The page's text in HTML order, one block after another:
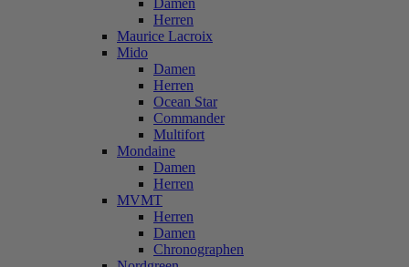
Damen
Herren
Maurice Lacroix
Mido
Damen
Herren
Ocean Star
Commander
Multifort
Mondaine
Damen
Herren
MVMT
Herren
Damen
Chronographen